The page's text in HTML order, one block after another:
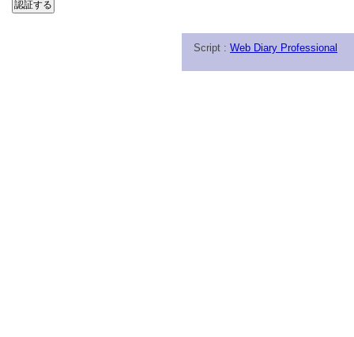
Script : Web Diary Professional